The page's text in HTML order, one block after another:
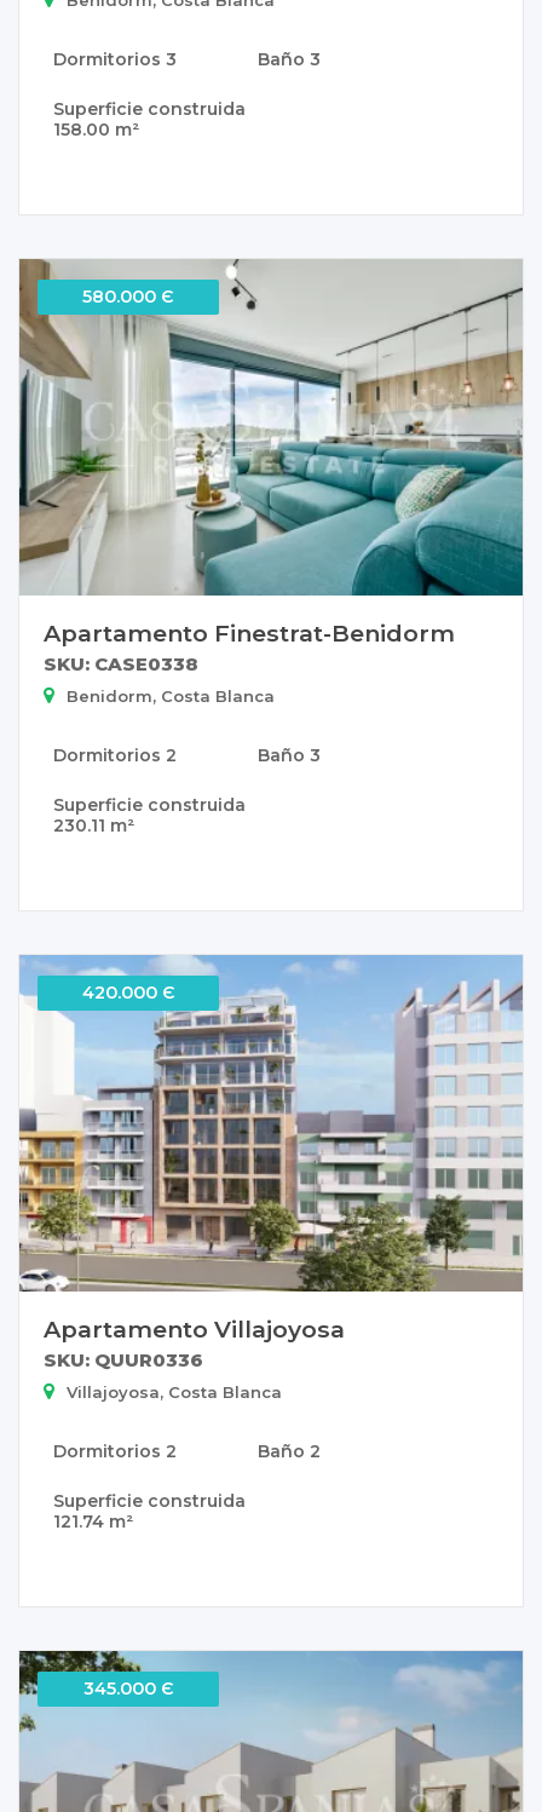
Dormitorios 3 Baño3
Superficie construida
158.00 m²
580.000 Є
Apartamento Finestrat-Benidorm
SKU: CASE0338
Benidorm, Costa Blanca
Dormitorios 2 Baño3
Superficie construida
230.11 m²
420.000 Є
Apartamento Villajoyosa
SKU: QUUR0336
Villajoyosa, Costa Blanca
Dormitorios 2 Baño 2
Superficie construida
121.74 m²
345.000 Є